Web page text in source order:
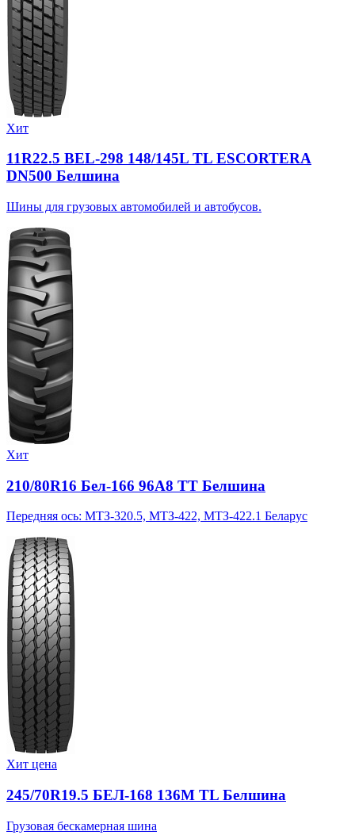
Хит
11R22.5 BEL-298 148/145L TL ESCORTERA
DN500 Белшина
Шины для грузовых автомобилей и автобусов.
Хит
210/80R16 Бел-166 96A8 TT Белшина
Передняя ось: МТЗ-320.5, МТЗ-422, МТЗ-422.1 Беларус
Хит цена
245/70R19.5 БЕЛ-168 136M TL Белшина
Грузовая бескамерная шина